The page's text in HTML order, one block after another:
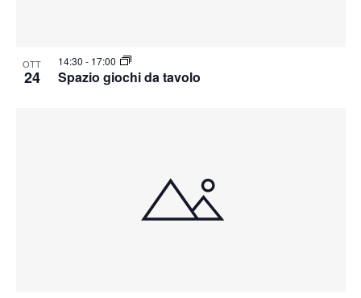
OTT
24 Spazio giochi da tavolo
14:30 - 17:00